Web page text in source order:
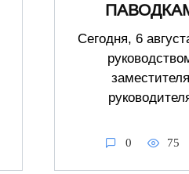
Сегодня, 6
заместителя
0 75